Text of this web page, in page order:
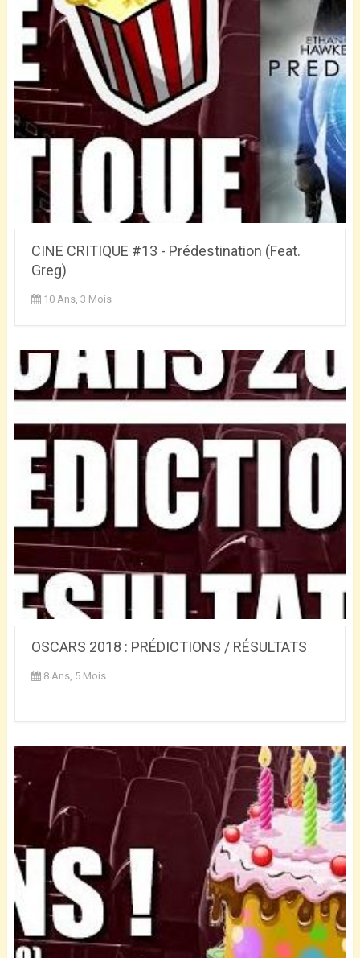
CINE CRITIQUE #13 - Prédestination (Feat.
Greg)
10 Ans, 3 Mois
OSCARS 2018 : PRÉDICTIONS / RÉSULTATS
8 Ans, 5 Mois